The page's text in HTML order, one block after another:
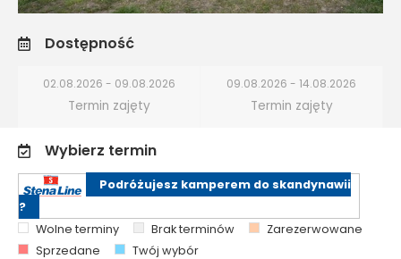
Dostępność
02.08.2026 - 09.08.2026
Termin zajęty
09.08.2026 - 14.08.2026
Termin zajęty
Wybierz termin
Podróżujesz kamperem do skandynawii
?
Wolne terminy
Brak terminów
Zarezerwowane
Sprzedane
Twój wybór